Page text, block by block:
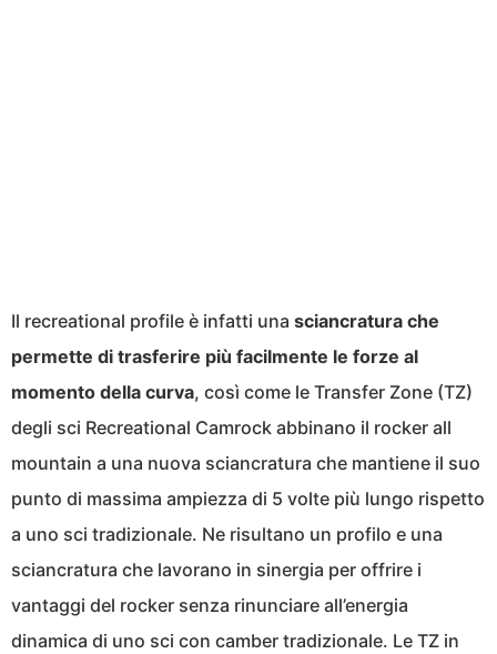
Il recreational profile è infatti una sciancratura che
permette di trasferire più facilmente le forze al
momento della curva, così come le Transfer Zone (TZ)
degli sci Recreational Camrock abbinano il rocker all
mountain a una nuova sciancratura che mantiene il suo
punto di massima ampiezza di 5 volte più lungo rispetto
a uno sci tradizionale. Ne risultano un profilo e una
sciancratura che lavorano in sinergia per offrire i
vantaggi del rocker senza rinunciare all’energia
dinamica di uno sci con camber tradizionale. Le TZ in